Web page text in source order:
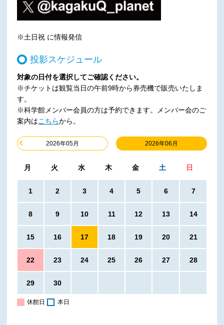
※土日祝 に情報発信
投影スケジュール
対象の日付を選択してご確認ください。
※チケットは観覧当日の午前9時から券売機で販売いたしま
す。
※科学館メンバー会員の方は予約できます。メンバー会のご
案内はこちらから。
2026年05月 2026年06月
月 火 水 木 金 土 日
1 2 3 4 5 6 7
8 9 10 11 12 13 14
15 16 17 18 19 20 21
22 23 24 25 26 27 28
29 30
休館日 本日